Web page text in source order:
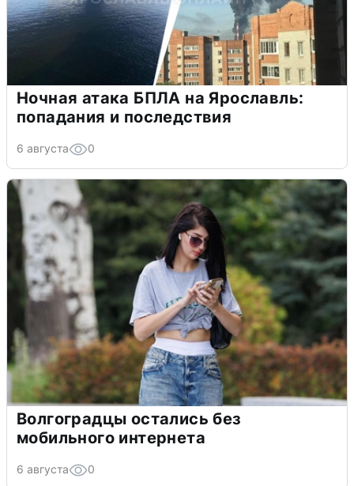
Ночная атака БПЛА на Ярославль:
попадания и последствия
6 августа 0
Волгоградцы остались без
мобильного интернета
6 августа 0